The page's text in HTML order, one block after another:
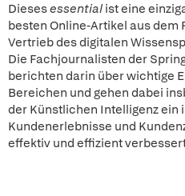
Diesesessential ist eine
besten Online-Artikel aus dem
Vertrieb des digitalen
Die Fachjournalisten der
berichten darin über wichtige
Bereichen und gehen dabei
der Künstlichen Intelligenz ein
Kundenerlebnisse und
effektiv und effizient